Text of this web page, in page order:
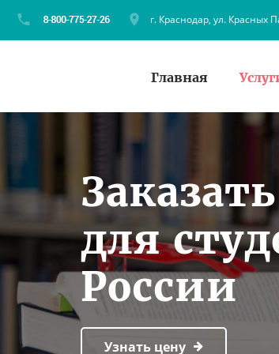
г. Краснодар, ул. Красных
Главная
для
России
Узнать цену